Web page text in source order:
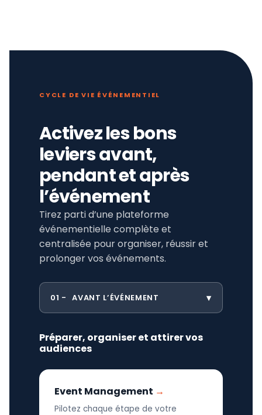
CYCLE DE VIE ÉVÉNEMENTIEL
Activez les bons
leviers avant,
pendant et après
l’événement
Tirez parti d’une plateforme
événementielle complète et
centralisée pour organiser, réussir et
prolonger vos événements.
01 AVANT L’ÉVÉNEMENT
Préparer, organiser et attirer vos
audiences
Event Management
Pilotez chaque étape de votre